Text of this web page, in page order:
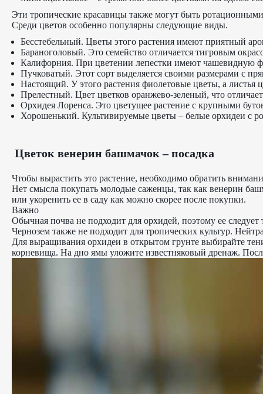
Эти тропические красавицы также могут быть
Среди цветов особенно популярны следующие виды.
Бесстебельный. Цветы этого растения имеют приятный
Бараноголовый. Это семейство отличается тигровым
Калифорния. При цветении лепестки имеют чашевидную
Пучковатый. Этот сорт выделяется своими размерами с
Настоящий. У этого растения фиолетовые цветы, а листья
Прелестный. Цвет цветков оранжево-зеленый, что
Орхидея Лоренса. Это цветущее растение с крупными
Хорошенький. Культивируемые цветы – белые орхидеи с
Цветок венерин башмачок – посадка
Чтобы вырастить это растение, необходимо обратить
Нет смысла покупать молодые саженцы, так как венерин
или укоренить ее в саду как можно скорее после покупки.
Важно
Обычная почва не подходит для орхидей, поэтому ее следует
Чернозем также не подходит для тропических культур.
Для выращивания орхидеи в открытом грунте выбирайте
корневища. На дно ямы уложите известняковый дренаж.